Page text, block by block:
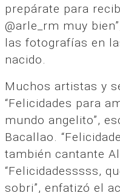
prepárate para
@arle_rm muy
las fotografías en
nacido.
Muchos artistas y
“Felicidades para
mundo angelito”,
Bacallao.
también cantante
“Felicidadesssss,
sobri”, enfatizó el